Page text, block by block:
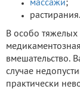
массажи;
растирания.
В особо тяжелых
вмешательство.
случае
практически